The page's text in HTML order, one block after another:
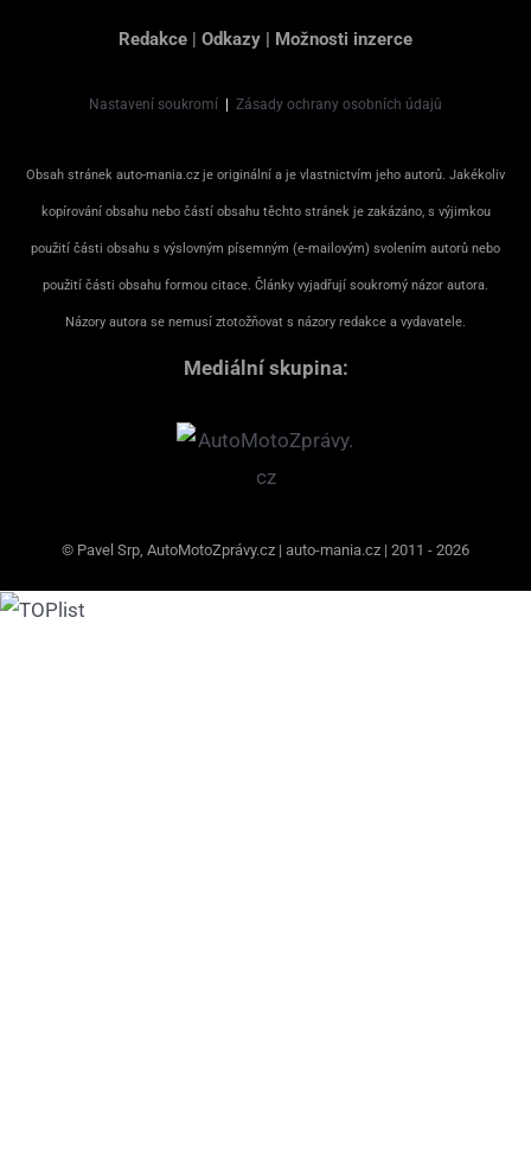
Redakce | Odkazy | Možnosti inzerce
Nastavení soukromí Zásady ochrany osobních údajů
Obsah stránek auto-mania.cz je originální a je vlastnictvím jeho autorů. Jakékoliv
kopírování obsahu nebo částí obsahu těchto stránek je zakázáno, s výjimkou
použití části obsahu s výslovným písemným (e-mailovým) svolením autorů nebo
použití části obsahu formou citace. Články vyjadřují soukromý názor autora.
Názory autora se nemusí ztotožňovat s názory redakce a vydavatele.
Mediální skupina:
© Pavel Srp, AutoMotoZprávy.cz | auto-mania.cz | 2011 - 2026